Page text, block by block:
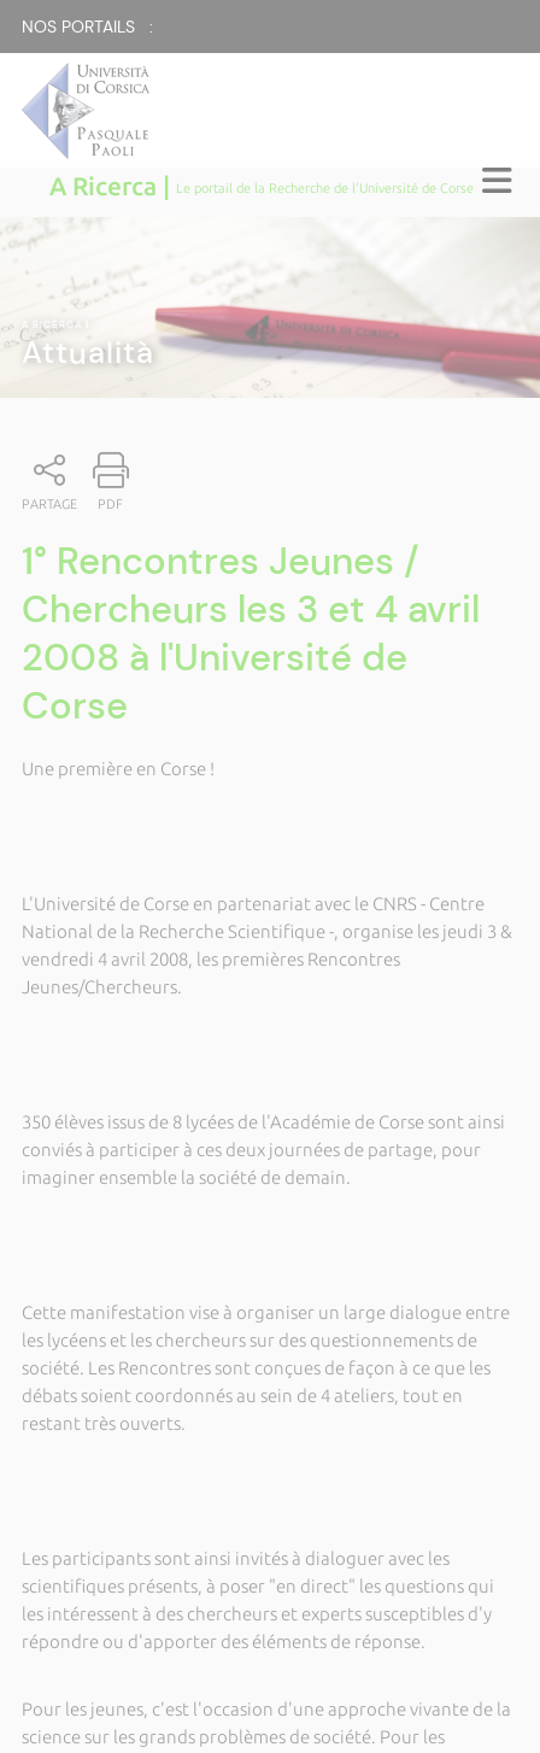
NOS PORTAILS :
A Ricerca | Le portail de la Recherche de l'Université de Corse
A RICERCA
Attualità
PARTAGE PDF
1° Rencontres Jeunes /
Chercheurs les 3 et 4 avril
2008 à l'Université de
Corse
Une première en Corse !
L'Université de Corse en partenariat avec le CNRS - Centre
National de la Recherche Scientifique -, organise les jeudi 3 &
vendredi 4 avril 2008, les premières Rencontres
Jeunes/Chercheurs.
350 élèves issus de 8 lycées de l'Académie de Corse sont ainsi
conviés à participer à ces deux journées de partage, pour
imaginer ensemble la société de demain.
Cette manifestation vise à organiser un large dialogue entre
les lycéens et les chercheurs sur des questionnements de
société. Les Rencontres sont conçues de façon à ce que les
débats soient coordonnés au sein de 4 ateliers, tout en
restant très ouverts.
Les participants sont ainsi invités à dialoguer avec les
scientifiques présents, à poser "en direct" les questions qui
les intéressent à des chercheurs et experts susceptibles d'y
répondre ou d'apporter des éléments de réponse.
Pour les jeunes, c'est l'occasion d'une approche vivante de la
science sur les grands problèmes de société. Pour les